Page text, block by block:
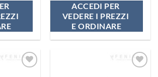
ACCEDI PER
VEDERE I PREZZI
E ORDINARE